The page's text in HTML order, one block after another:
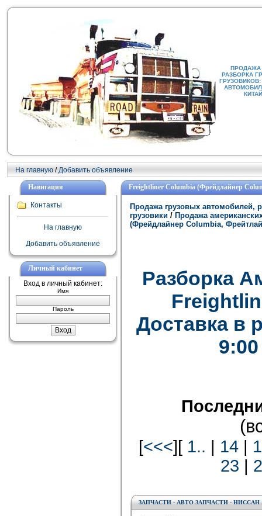
ПРОДАЖА
РАЗБОРКА
На главную /Добавить объявление
Навигация
Контакты
На главную
Добавить объявление
Личный кабинет
Вход в личный кабинет:
Имя
Пароль
Freightliner Columbia (Фрейдлайнер
Продажа грузовых автомобилей,
грузовики / Продажа
(Фрейдлайнер Columbia,
Разборка
Доставка в
[<<<][ 1.. | 14|
23 |
ЗАПЧАСТИ - АВТО ЗАПЧАСТИ -